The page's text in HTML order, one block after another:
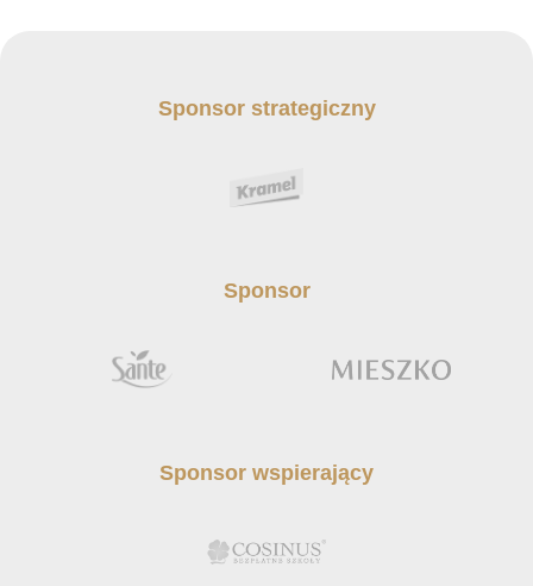
Sponsor strategiczny
Sponsor
Sponsor wspierający